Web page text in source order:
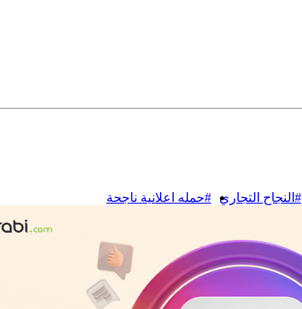
#النجاح التجاري #حمله اعلانية ناجحة